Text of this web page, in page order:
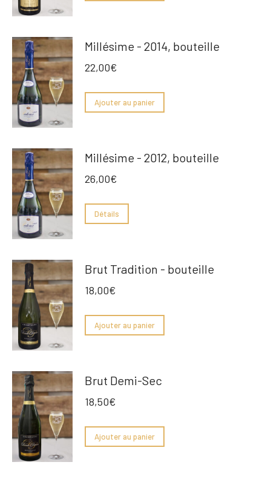
Millésime - 2014, bouteille
22,00€
Ajouter au panier
Millésime - 2012, bouteille
26,00€
Détails
Brut Tradition - bouteille
18,00€
Ajouter au panier
Brut Demi-Sec
18,50€
Ajouter au panier